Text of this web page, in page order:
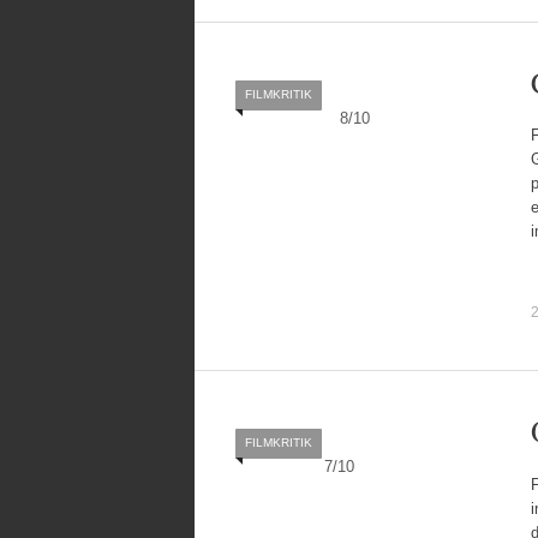
8/10
FILMKRITIK
7/10
FILMKRITIK